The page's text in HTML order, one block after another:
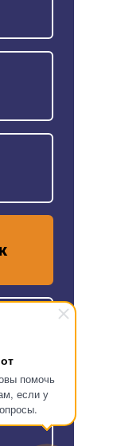
помочь
если у
1, офис